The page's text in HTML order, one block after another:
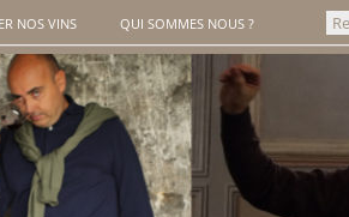
NOS VINS QUI SOMMES NOUS ?